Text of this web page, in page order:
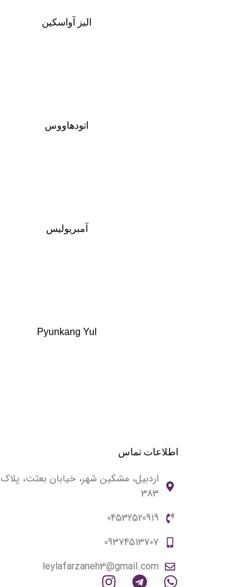
الیز آو‌اسکین
اتودهاووس
آمبریولیس
Pyunkang Yul
اطلاعات تماس
اردبیل، مشکین شهر، خیابان بعثت، پلاک
383
04532520919
09374513707
leylafarzaneh3@gmail.com